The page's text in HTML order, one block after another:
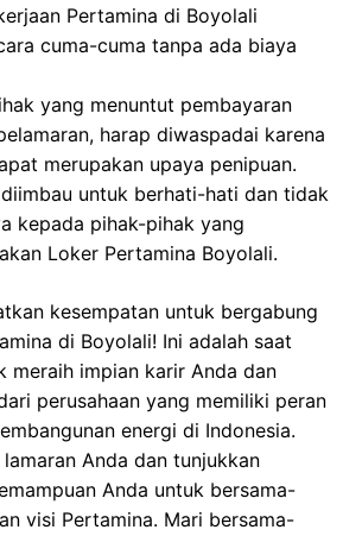
Pertamina di Boyolali
cuma-cuma tanpa ada biaya
yang menuntut pembayaran
harap diwaspadai karena
merupakan upaya penipuan.
untuk berhati-hati dan tidak
kepada pihak-pihak yang
Loker Pertamina Boyolali.
kesempatan untuk bergabung
di Boyolali! Ini adalah saat
meraih impian karir Anda dan
perusahaan yang memiliki peran
energi di Indonesia.
Anda dan tunjukkan
Anda untuk bersama-
visi Pertamina. Mari bersama-